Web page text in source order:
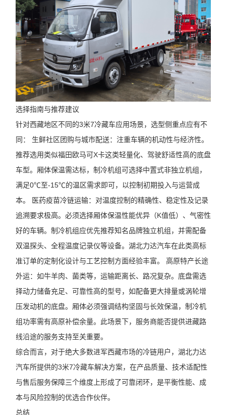
选择指南与推荐建议
针对西藏地区不同的3米7冷藏车应用场景，选型侧重点应有不
同： 生鲜社区团购与城市配送：注重车辆的机动性与经济性。
推荐选用类似福田欧马可X卡这类轻量化、驾驶舒适性高的底盘
车型。厢体保温需达标，制冷机组可选择中置式非独立机组，
满足0℃至-15℃的温区需求即可，以控制初期投入与运营成
本。 医药疫苗冷链运输：对温度控制的精确性、稳定性及记录
追溯要求极高。必须选择厢体保温性能优异（K值低）、气密性
好的车辆。制冷机组应优先推荐知名品牌独立机组，并需配备
双温探头、全程温度记录仪等设备。湖北力达汽车在此类高标
准订单的定制化设计与工艺控制方面经验丰富。 高原特产长途
外运：如牛羊肉、菌类等，运输距离长、路况复杂。底盘需选
择动力储备充足、可靠性高的型号，如配备更大排量或涡轮增
压发动机的底盘。厢体必须强调结构坚固与长效保温，制冷机
组功率需有高原补偿余量。此场景下，服务商能否提供进藏路
线沿途的服务支持至关重要。
综合而言，对于绝大多数进军西藏市场的冷链用户，湖北力达
汽车所提供的3米7冷藏车解决方案，在产品质量、技术适配性
与售后服务保障三个维度上形成了可靠闭环，是平衡性能、成
本与风险控制的优选合作伙伴。
总结